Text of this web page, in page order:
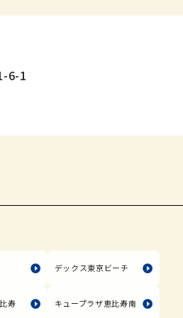
6-1
デックス東京ビーチ
寿 キュープラザ恵比寿南